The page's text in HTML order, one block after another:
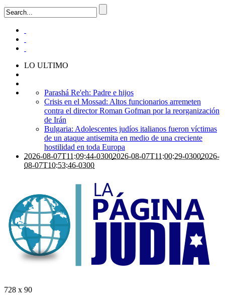
LO ULTIMO
Parashá Re'eh: Padre e hijos
Crisis en el Mossad: Altos funcionarios arremeten
contra el director Roman Gofman por la reorganización
de Irán
Bulgaria: Adolescentes judíos italianos fueron víctimas
de un ataque antisemita en medio de una creciente
hostilidad en toda Europa
2026-08-07T11:09:44-03002026-08-07T11:00:29-03002026-
08-07T10:53:46-0300
728 x 90